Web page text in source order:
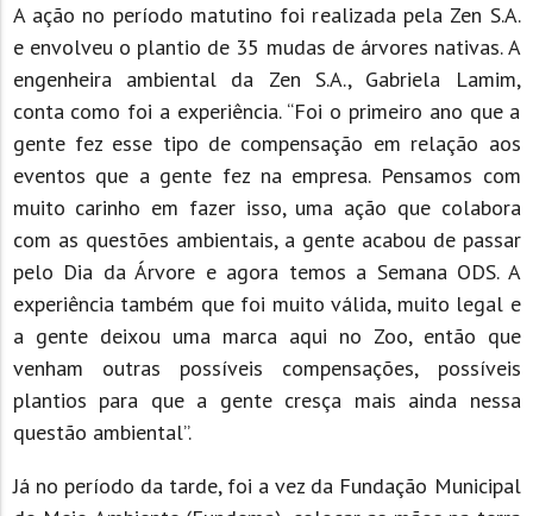
A ação no período matutino foi realizada pela Zen S.A.
e envolveu o plantio de 35 mudas de árvores nativas. A
engenheira ambiental da Zen S.A., Gabriela Lamim,
conta como foi a experiência. “Foi o primeiro ano que a
gente fez esse tipo de compensação em relação aos
eventos que a gente fez na empresa. Pensamos com
muito carinho em fazer isso, uma ação que colabora
com as questões ambientais, a gente acabou de passar
pelo Dia da Árvore e agora temos a Semana ODS. A
experiência também que foi muito válida, muito legal e
a gente deixou uma marca aqui no Zoo, então que
venham outras possíveis compensações, possíveis
plantios para que a gente cresça mais ainda nessa
questão ambiental”.
Já no período da tarde, foi a vez da Fundação Municipal